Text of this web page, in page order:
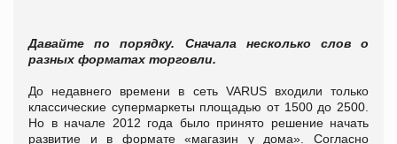
Давайте по порядку. Сначала несколько слов о
разных форматах торговли.
До недавнего времени в сеть VARUS входили только
классические супермаркеты площадью от 1500 до 2500.
Но в начале 2012 года было принято решение начать
развитие и в формате «магазин у дома». Согласно